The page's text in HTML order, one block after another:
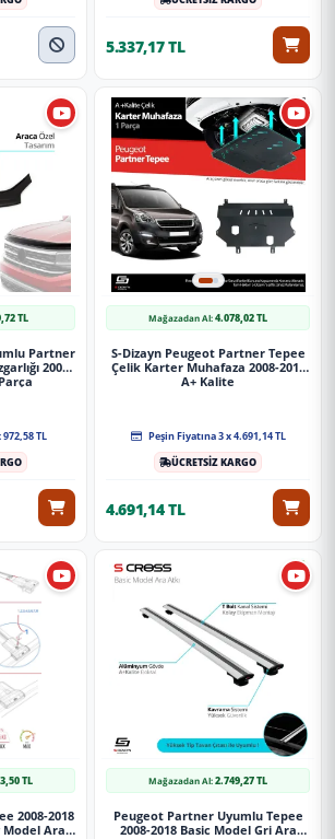
Güvenli Teslimat
emici özel ambalajlarla, kargoda zarar
paketlenerek tarafınıza ulaştırılır. %100
5.337,17 TL
TL
Partner
2005-
TL
Mağazadan Al:4.078,02 TL
S-Dizayn Peugeot Partner Tepee
Çelik Karter Muhafaza 2008-2018
A+ Kalite
Peşin Fiyatına 3 x 4.691,14 TL
ÜCRETSİZ KARGO
4.691,14 TL
TL
2008-2018
Model Ara
Mağazadan Al:2.749,27 TL
Peugeot Partner Uyumlu Tepee
2008-2018 Basic Model Gri Ara